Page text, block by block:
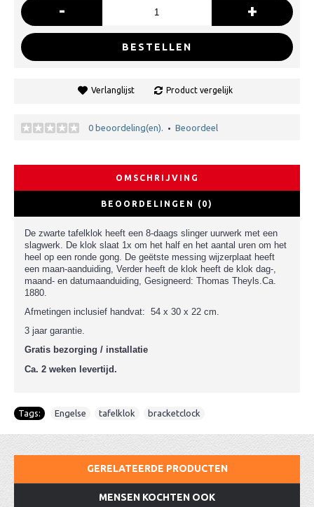
- +
BESTELLEN
Verlanglijst Product vergelijk
0 beoordeling(en). • Beoordeel
OMSCHRIJVING
BEOORDELINGEN (0)
De zwarte tafelklok heeft een 8-daags slinger uurwerk met een
slagwerk. De klok slaat 1x om het half en het aantal uren om het
heel op een ronde gong. De geëtste messing wijzerplaat heeft
een maan-aanduiding, Verder heeft de klok heeft de klok dag-,
maand- en datumaanduiding, Gesigneerd: Thomas Theyls.Ca.
1880.
Afmetingen inclusief handvat: 54 x 30 x 22 cm.
3 jaar garantie.
Gratis bezorging / installatie
Ca. 2 weken levertijd.
Tags: Engelse tafelklok bracketclock
GERELATEERDE PRODUCTEN
MENSEN KOCHTEN OOK